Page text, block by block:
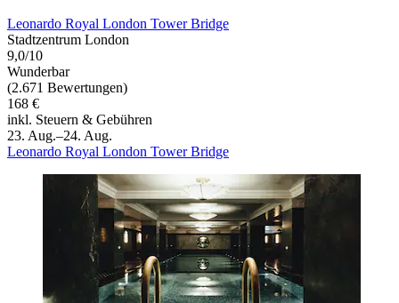
Leonardo Royal London Tower Bridge
Stadtzentrum London
9,0/10
Wunderbar
(2.671 Bewertungen)
168 €
inkl. Steuern & Gebühren
23. Aug.–24. Aug.
Leonardo Royal London Tower Bridge